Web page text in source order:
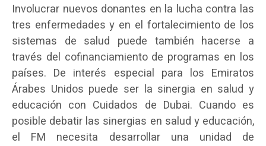
Involucrar nuevos donantes en la lucha contra las
tres enfermedades y en el fortalecimiento de los
sistemas de salud puede también hacerse a
través del cofinanciamiento de programas en los
países. De interés especial para los Emiratos
Árabes Unidos puede ser la sinergia en salud y
educación con Cuidados de Dubai. Cuando es
posible debatir las sinergias en salud y educación,
el FM necesita desarrollar una unidad de